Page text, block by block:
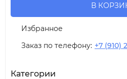
В
Избранное
Заказ по телефону: +7 (910)
Категории